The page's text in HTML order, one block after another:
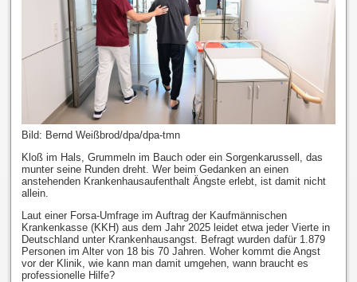
Bild: Bernd Weißbrod/dpa/dpa-tmn
Kloß im Hals, Grummeln im Bauch oder ein Sorgenkarussell, das
munter seine Runden dreht. Wer beim Gedanken an einen
anstehenden Krankenhausaufenthalt Ängste erlebt, ist damit nicht
allein.
Laut einer Forsa-Umfrage im Auftrag der Kaufmännischen
Krankenkasse (KKH) aus dem Jahr 2025 leidet etwa jeder Vierte in
Deutschland unter Krankenhausangst. Befragt wurden dafür 1.879
Personen im Alter von 18 bis 70 Jahren. Woher kommt die Angst
vor der Klinik, wie kann man damit umgehen, wann braucht es
professionelle Hilfe?